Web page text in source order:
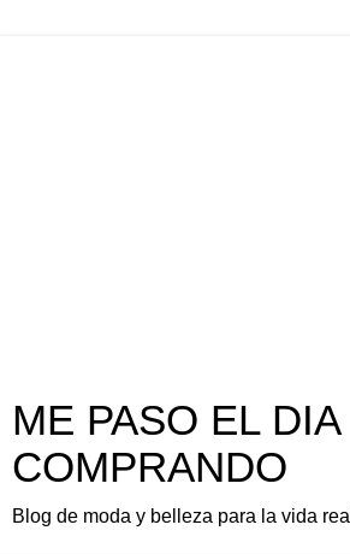
ME PASO EL DIA
COMPRANDO
Blog de moda y belleza para la vida real